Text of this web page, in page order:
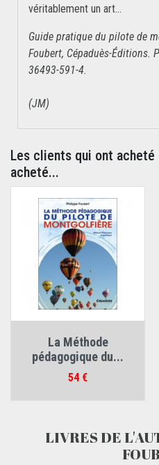
véritablement un art…
Guide pratique du pilote de
Foubert, Cépaduès-Éditions.
36493-591-4.
(JM)
Les clients qui ont
acheté...
La Méthode
pédagogique du...
Prix
54 €
LIVRES DE